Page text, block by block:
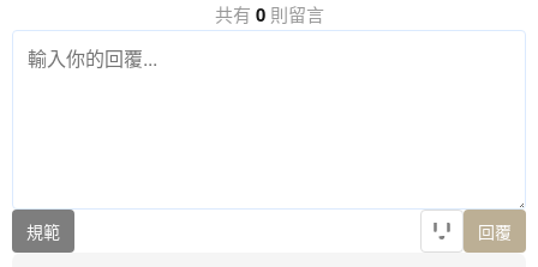
共有 0則留言
規範 回覆